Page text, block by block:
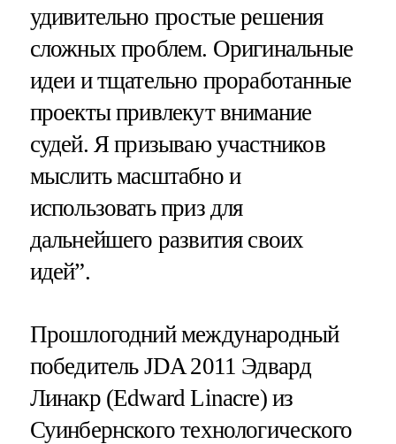
удивительно простые решения
сложных проблем. Оригинальные
идеи и тщательно проработанные
проекты привлекут внимание
судей. Я призываю участников
мыслить масштабно и
использовать приз для
дальнейшего развития своих
идей”.
Прошлогодний международный
победитель JDA 2011 Эдвард
Линакр (Edward Linacre) из
Суинбернского технологического